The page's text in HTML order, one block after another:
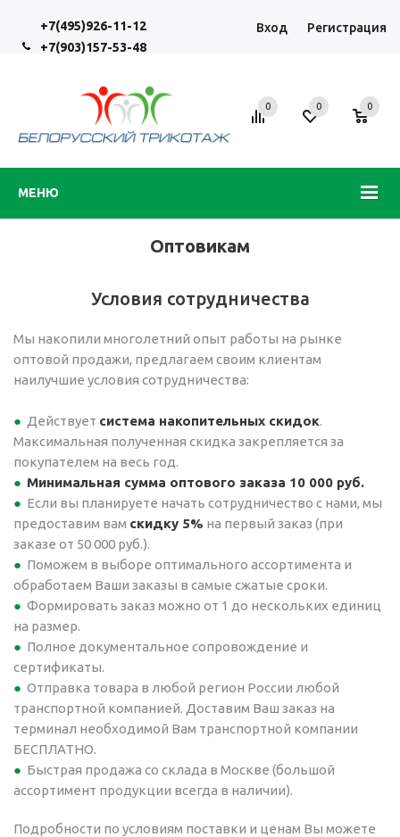
+7(495)926-11-12
+7(903)157-53-48
Вход Регистрация
МЕНЮ
0 0 0
Оптовикам
Условия сотрудничества
Мы накопили многолетний опыт работы на рынке
оптовой продажи, предлагаем своим клиентам
наилучшие условия сотрудничества:
Действует система накопительных скидок.
Максимальная полученная скидка закрепляется за
покупателем на весь год.
Минимальная сумма оптового заказа 10 000 руб.
Если вы планируете начать сотрудничество с нами, мы
предоставим вам скидку 5% на первый заказ (при
заказе от 50 000 руб.).
Поможем в выборе оптимального ассортимента и
обработаем Ваши заказы в самые сжатые сроки.
Формировать заказ можно от 1 до нескольких единиц
на размер.
Полное документальное сопровождение и
сертификаты.
Отправка товара в любой регион России любой
транспортной компанией. Доставим Ваш заказ на
терминал необходимой Вам транспортной компании
БЕСПЛАТНО.
Быстрая продажа со склада в Москве (большой
ассортимент продукции всегда в наличии).
Подробности по условиям поставки и ценам Вы можете